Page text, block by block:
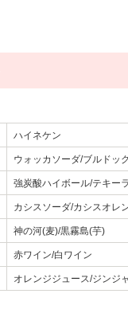
ハイネケン
ウォッカソーダ/ブルドッ
強炭酸ハイボール/テキー
カシスソーダ/カシスオレ
神の河(麦)/黒霧島(芋)
赤ワイン/白ワイン
オレンジジュース/ジンジ